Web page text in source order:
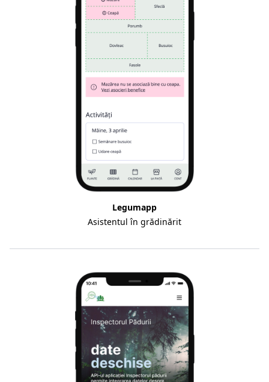
Legumapp
Asistentul în grădinărit